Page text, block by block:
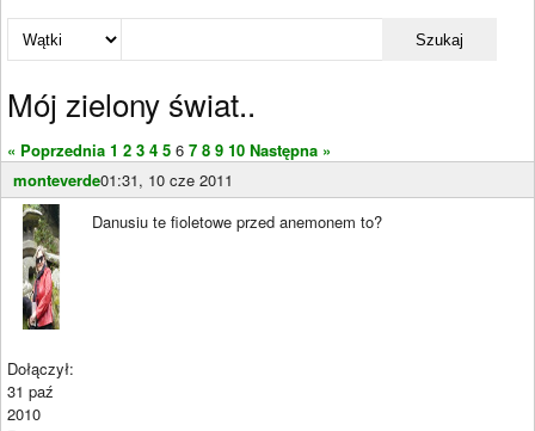
Szukaj
Mój zielony świat..
« Poprzednia 1 2 3 4 5 6 7 8 9 10 Następna »
monteverde01:31, 10 cze 2011
Dołączył:
31 paź
2010
Danusiu te fioletowe przed anemonem to?